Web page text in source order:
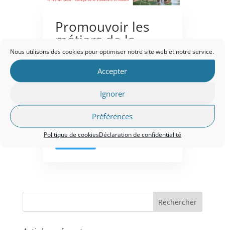
Nous utilisons des cookies pour optimiser notre site web et notre service.
Accepter
Ignorer
Préférences
Politique de cookiesDéclaration de confidentialité
Promouvoir les
métiers de la
santé et de
l’autonomie
auprès des jeunes
Nathalie COLIN|
2026|Collèges,Evénements,